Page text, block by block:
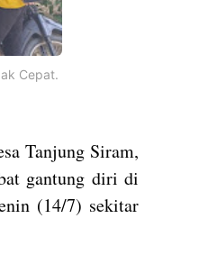
Cepat.
Tanjung Siram,
gantung diri di
(14/7) sekitar